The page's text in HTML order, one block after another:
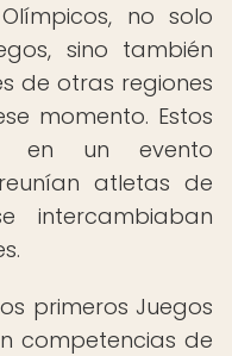
no solo
sino también
de otras regiones
momento. Estos
en un evento
atletas de
intercambiaban
primeros Juegos
competencias de